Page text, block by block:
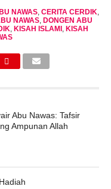
NAWAS, CERITA CERDIK
NAWAS, DONGEN ABU
KISAH ISLAMI, KISAH
Abu Nawas: Tafsir
Ampunan Allah